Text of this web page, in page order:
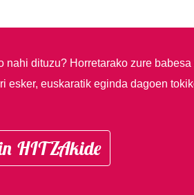
nahi dituzu? Horretarako zure
esker, euskaratik eginda dagoen
HITZAkide